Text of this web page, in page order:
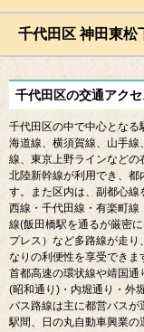
千代田区 神田東松
千代田区の交通アク
千代田区の中で中心となる
海道線、横須賀線、山手線
線、東京上野ラインなどの
北陸新幹線が利用でき、
す。また区内は、副都心
西線・千代田線・有楽町
線(飯田橋駅を通るが厳密
プレス）など多路線が走
なりの利便性を享受でき
首都高速の環状線や靖国通
(昭和通り ) ・内堀通り・外
バス路線は主に都営バス
駅間、日の丸自動車興業の